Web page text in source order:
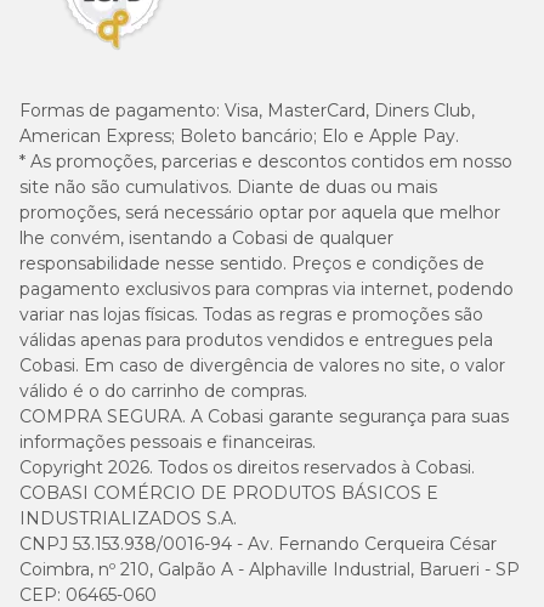
Formas de pagamento: Visa, MasterCard, Diners Club,
American Express; Boleto bancário; Elo e Apple Pay.
* As promoções, parcerias e descontos contidos em nosso
site não são cumulativos. Diante de duas ou mais
promoções, será necessário optar por aquela que melhor
lhe convém, isentando a Cobasi de qualquer
responsabilidade nesse sentido. Preços e condições de
pagamento exclusivos para compras via internet, podendo
variar nas lojas físicas. Todas as regras e promoções são
válidas apenas para produtos vendidos e entregues pela
Cobasi. Em caso de divergência de valores no site, o valor
válido é o do carrinho de compras.
COMPRA SEGURA. A Cobasi garante segurança para suas
informações pessoais e financeiras.
Copyright 2026. Todos os direitos reservados à Cobasi.
COBASI COMÉRCIO DE PRODUTOS BÁSICOS E
INDUSTRIALIZADOS S.A.
CNPJ 53.153.938/0016-94 - Av. Fernando Cerqueira César
Coimbra, nº 210, Galpão A - Alphaville Industrial, Barueri - SP
CEP: 06465-060